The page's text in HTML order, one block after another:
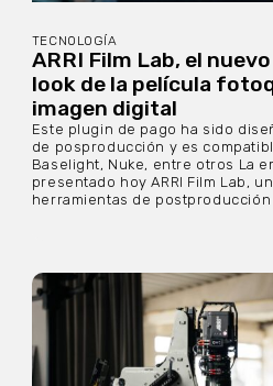
TECNOLOGÍA
ARRI Film Lab, el
look de la película
imagen digital
Este plugin de pago ha sido
de posproducción y es
Baselight, Nuke, entre otros La
presentado hoy ARRI Film Lab,
herramientas de postproducción